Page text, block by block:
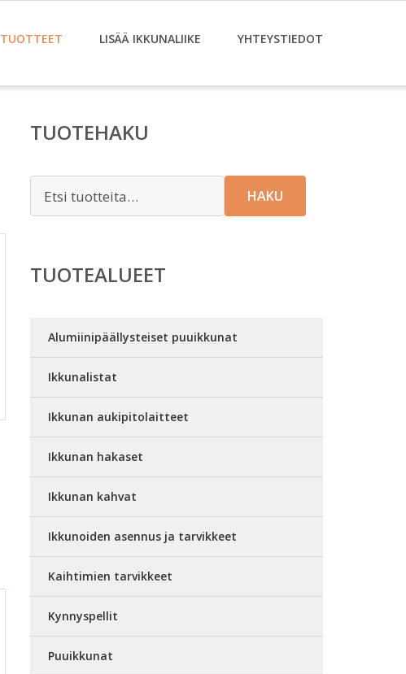
TUOTTEET LISÄÄ IKKUNALIIKE YHTEYSTIEDOT
TUOTEHAKU
HAKU
TUOTEALUEET
Alumiinipäällysteiset puuikkunat
Ikkunalistat
Ikkunan aukipitolaitteet
Ikkunan hakaset
Ikkunan kahvat
Ikkunoiden asennus ja tarvikkeet
Kaihtimien tarvikkeet
Kynnyspellit
Puuikkunat